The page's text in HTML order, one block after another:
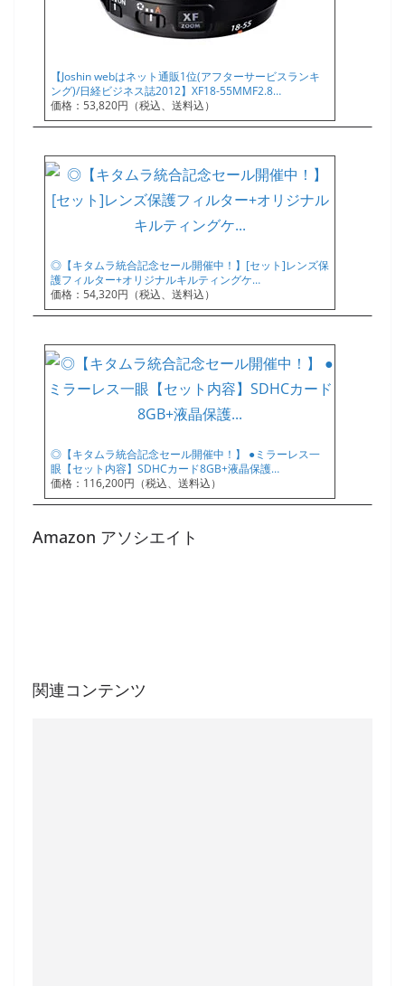
【Joshin webはネット通販1位(アフターサービスランキ
ング)/日経ビジネス誌2012】XF18-55MMF2.8…
価格：53,820円（税込、送料込）
◎【キタムラ統合記念セール開催中！】[セット]レンズ保
護フィルター+オリジナルキルティングケ…
価格：54,320円（税込、送料込）
◎【キタムラ統合記念セール開催中！】 ●ミラーレス一
眼【セット内容】SDHCカード8GB+液晶保護…
価格：116,200円（税込、送料込）
Amazon アソシエイト
関連コンテンツ